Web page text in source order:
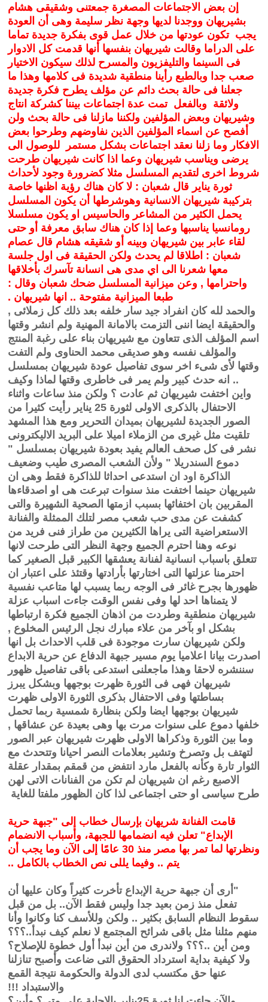
إن بعض الاجتماعات المصغرة جمعتنى وشقيقى هشام
بشيريهان ووجدنا لديها وجهة نظر سليمة وهى أن العودة
يجب تكون عودتها من خلال عمل قوى بفكرة جديدة تماما
على الدراما وقالت شيريهان بنفسها أنها قدمت كل الادوار
فى السينما والتليفزيون والمسرح لذلك سيكون الاختيار
صعب جدا وبالطبع رأينا منطقية شديدة فى كلامها وهذا ما
جعلنا فى حالة بحث دائم عن مؤلف يطرح فكرة جديدة
ولائقة وبالفعل تمت عدة اجتماعات بيننا كشركة انتاج
وشيريهان وبعض المؤلفين ولكننا مازلنا فى حالة بحث ولن
أفصح عن اسماء المؤلفين الذين نفاوضهم وطرحوا بعض
الافكار وما زلنا نعقد اجتماعات بشكل مستمر للوصول الى
يرضى ويناسب شيريهان وعما اذا كانت شيريهان طرحت
شروط اخرى لتقديم المسلسل مثلا كضرورة وجود لأحداث
ثورة يناير قال شعبان : لا كان هناك رؤية اظنها خاصة
بتركيبة شيريهان الانسانية وهوشرطها أن يكون المسلسل
يحمل الكثير من المشاعر والحاسيس او يكون مسلسلا
رومانسيا يناسبها وعما إذا كان هناك سابق معرفة أو حتى
لقاء عابر بين شيريهان وبينه أو شقيقه هشام قال عصام
شعبان : اطلاقا لم يحدث ولكن الحقيقة فى اول جلسة
معها شعرنا الى اي مدى هى انسانة تآسرك بأخلاقها
واحترامها , وعن ميزانية المسلسل ضحك شعبان وقال :
طبعا الميزانية مفتوحة .. انها شيريهان .
والحمد لله كان انفراد جيد سار خلفه بعد ذلك كل زملائى ,
والحقيقة ايضا اننى التزمت بالامانة المهنية ولم انشر وقتها
اسم المؤلف الذى تتعاون مع شيريهان بناء على رغبة المنتج
والمؤلف نفسه وهو صديقى محمد الحناوى ولم التفت
وقتها لأى شىء اخر سوى تفاصيل عودة شيريهان بمسلسل
.. انه حدث كبير ولم يمر فى خاطرى وقتها لماذا وكيف
واين اختفت شيريهان ثم عادت ؟ ولكن منذ ساعات واثناء
الاحتفال بالذكرى الاولى لثورة 25 يناير رأيت كثيرا من
الصور الجديدة لشيريهان بميدان التحرير ومع هذا المشهد
تلقيت مثل غيرى من الزملاء اميلا على البريد الاليكترونى
نشر فى كل صحف العالم يفيد بعودة شيريهان بمسلسل "
دموع السندريلا " ولأن الشعب المصرى طيب وضعيف
الذاكرة اود ان استدعى احداثا للذاكرة فقط وهى ان
شيريهان حينما اختفت منذ سنوات تبرعت هى او اصدقاءها
المقربين بان اختفائها بسبب ازمتها الصحية الشهيرة والتى
كشفت عن مدى حب شعب مصر لتلك الممثلة والفنانة
الاستعراضية التى يراها الكثيرين من طراز فنى فريد من
نوعه وهنا احترم الجميع وجهة النظر التى طرحت لانها
تتعلق باسباب انسانية لفنانة يعشقها الكبير قبل الصغير كما
احترمنا عزلتها التى اختارتها بأرادتها وقتئذ على اعتبار ان
ظهورها بجرح غائر فى الوجه ربما يسبب لها متاعب نفسية
لا يتمناها احد لها وفى نفس الوقت جاءت اسباب عزلة
شيريهان منطقية وطردت من اذهان الجميع فكرة ارتباطها
بشكل او بآخر من علاء مبارك نجل الرئيس المخلوع ,
ولكن شيريهان سارت موجودة فى قلب الاحداث بل انها
اصدرت بيانا اعلاميا يوم مسير جبهة الدفاع عن حرية الابداع
سننشره لاحقا وهذا ماجعلنى استدعى باقى تفاصيل ظهور
شيريهان فهى فى الثورة ظهرت بوجهها وبشكل يبرز
بساطتها وفى الاحتفال بذكرى الثورة الاولى ظهرت
شيريهان بوجهها ايضا ولكن بنظارة شمسية ربما تحمل
خلفها دموع على سنوات مرت بها وهى بعيدة عن عشاقها ,
وما بين الثورة وذكراها الاولى ظهرت شيريهان عبر الصور
لتهتف بل وتصرخ وتشير بعلامات النصر احيانا وتتحدث مع
الثوار تارة وكأنه بالفعل مارد انتفض من قمقم بمقدار عقلة
الاصبع رغم ان شيريهان لم تكن من الفنانات الاتى لهن
طرح سياسى او حتى اجتماعى لذا كان الظهور ملفتا للغاية
قامت الفنانة شريهان بإرسال خطاب إلى "جبهة حرية
الإبداع" تعلن فيه انضمامها للجبهة، وأسباب الانضمام
ونظرتها لما تمر بها مصر منذ 30 عامًا إلى الآن وما يجب أن
يتم .. وفيما يللى نص الخطاب بالكامل ..
"أرى أن جبهة حرية الإبداع تأخرت كثيراً وكان عليها أن
تفعل منذ زمن بعيد جدا وليس فقط الآن.. بل من قبل
سقوط النظام السابق بكثير .. ولكن وللأسف كنا وكانوا وأنا
منهم مثلنا مثل باقى شرائح المجتمع لا نعلم كيف نبدأ..؟؟؟
ومن أين ..؟؟؟ ولاندرى من أين نبدأ أول خطوة للإصلاح؟
ولا كيفية بداية استرداد الحقوق التى ضاعت وأصبح تنازلنا
عنها حق مكتسب لدى الدولة والحكومة نتيجة القمع
والاستبداد !!!